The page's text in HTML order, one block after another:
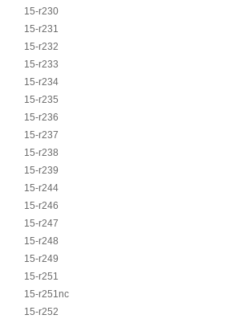
15-r230
15-r231
15-r232
15-r233
15-r234
15-r235
15-r236
15-r237
15-r238
15-r239
15-r244
15-r246
15-r247
15-r248
15-r249
15-r251
15-r251nc
15-r252